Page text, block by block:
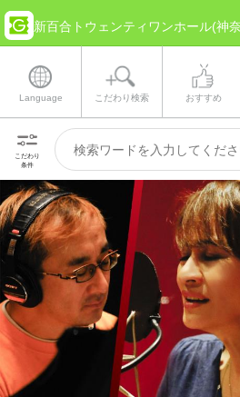
Language こだわり検索 おすすめ
こだわり
条件